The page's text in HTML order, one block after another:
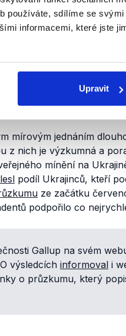
používáte, sdílíme se
informacemi, které jste
Upravit
městech. Příspěvek
aby šli bojovat proti
ústupcích
se nám v otevřených
ani například
mírovým jednáním
z nich je výzkumná a
mínění na
podíl Ukrajinců, kteří
ze začátku
podpořilo co
Gallup na svém
výsledcích informoval i
o průzkumu, který